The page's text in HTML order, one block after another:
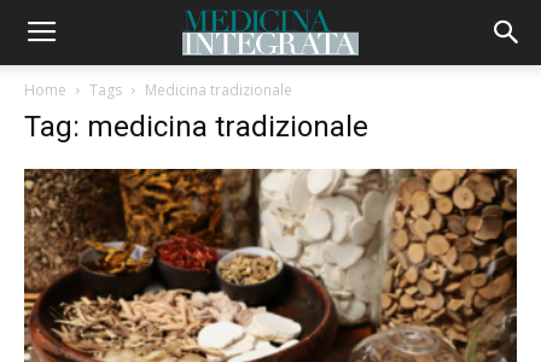
Home Tags Medicina tradizionale
Tag: medicina tradizionale